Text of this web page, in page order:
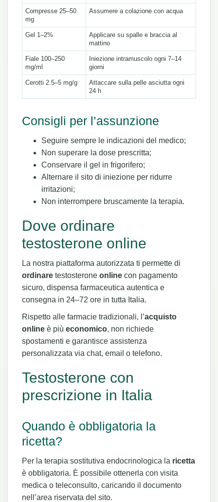
Compresse 25–50
mg
Assumere a colazione con acqua
Gel 1–2%
Applicare su spalle e braccia al
mattino
Fiale 100–250
mg/ml
Iniezione intramuscolo ogni 7–14
giorni
Cerotti 2.5–5 mg/g
Attaccare sulla pelle asciutta ogni
24 h
Consigli per l’assunzione
Seguire sempre le indicazioni del medico;
Non superare la dose prescritta;
Conservare il gel in frigorifero;
Alternare il sito di iniezione per ridurre
irritazioni;
Non interrompere bruscamente la terapia.
Dove ordinare
testosterone online
La nostra piattaforma autorizzata ti permette di
ordinare testosterone online con pagamento
sicuro, dispensa farmaceutica autentica e
consegna in 24–72 ore in tutta Italia.
Rispetto alle farmacie tradizionali, l’acquisto
online è più economico, non richiede
spostamenti e garantisce assistenza
personalizzata via chat, email o telefono.
Testosterone con
prescrizione in Italia
Quando è obbligatoria la
ricetta?
Per la terapia sostitutiva endocrinologica la ricetta
è obbligatoria. È possibile ottenerla con visita
medica o teleconsulto, caricando il documento
nell’area riservata del sito.